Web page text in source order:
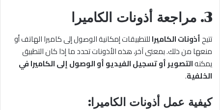
3. مراجعة أذونات الكاميرا
تتيحأذونات الكاميراللتطبيقات إمكانية الوصول إلى كاميرا الهاتف أو
منعها من ذلك. بمعنى آخر، هذه الأذونات تحدد ما إذا كان التطبيق
يمكنهالتصوير أو تسجيل الفيديو أو الوصول إلى الكاميرا في
الخلفية.
كيفية عمل أذونات الكاميرا: